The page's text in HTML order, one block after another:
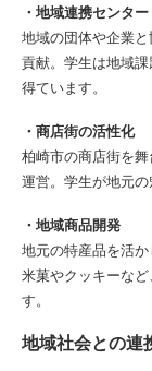
・地域連携センター
地域の団体や企業
貢献。学生は地域
得ています。
・商店街の活性化
柏崎市の商店街を
運営。学生が地元の
・地域商品開発
地元の特産品を活か
米菓やクッキーな
す。
地域社会との連